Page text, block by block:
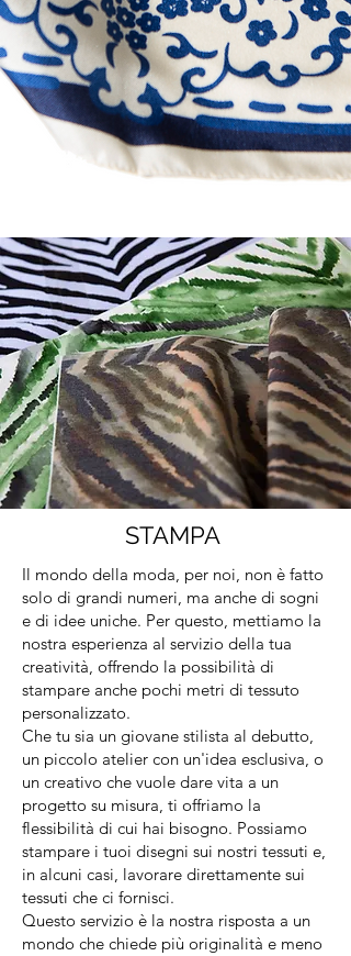
STAMPA
Il mondo della moda, per noi, non è fatto
solo di grandi numeri, ma anche di sogni
e di idee uniche. Per questo, mettiamo la
nostra esperienza al servizio della tua
creatività, offrendo la possibilità di
stampare anche pochi metri di tessuto
personalizzato.
Che tu sia un giovane stilista al debutto,
un piccolo atelier con un'idea esclusiva, o
un creativo che vuole dare vita a un
progetto su misura, ti offriamo la
flessibilità di cui hai bisogno. Possiamo
stampare i tuoi disegni sui nostri tessuti e,
in alcuni casi, lavorare direttamente sui
tessuti che ci fornisci.
Questo servizio è la nostra risposta a un
mondo che chiede più originalità e meno